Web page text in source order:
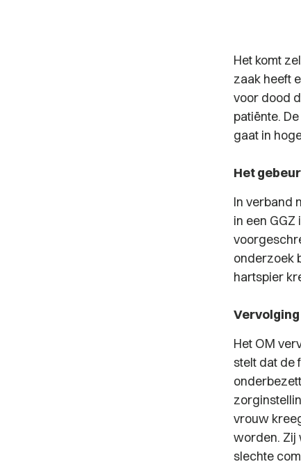
Het komt
zaak heeft
voor dood
patiënte.
gaat in
Het
In verband
in een
onderzoek
hartspier
Vervolging
Het OM
stelt dat de
vrouw
worden. Zij
slechte